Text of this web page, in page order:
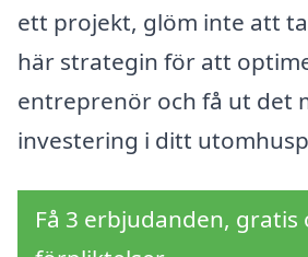
ett projekt, glöm inte att
här strategin för att
entreprenör och få ut det
investering i ditt
Få 3 erbjudanden, gratis